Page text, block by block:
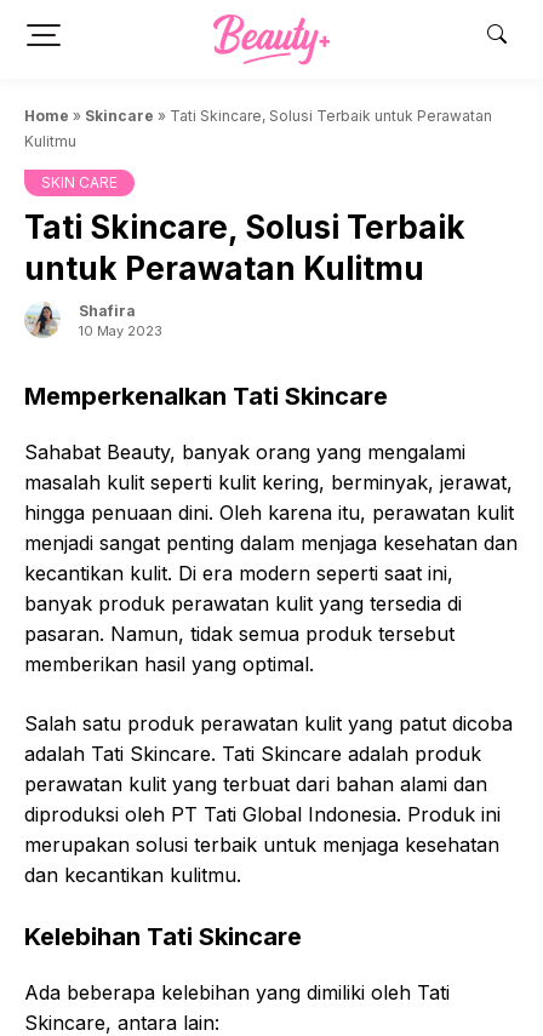
Home » Skincare » Tati Skincare, Solusi Terbaik untuk Perawatan
Kulitmu
SKIN CARE
Tati Skincare, Solusi Terbaik
untuk Perawatan Kulitmu
Shafira
10 May 2023
Memperkenalkan Tati Skincare
Sahabat Beauty, banyak orang yang mengalami
masalah kulit seperti kulit kering, berminyak, jerawat,
hingga penuaan dini. Oleh karena itu, perawatan kulit
menjadi sangat penting dalam menjaga kesehatan dan
kecantikan kulit. Di era modern seperti saat ini,
banyak produk perawatan kulit yang tersedia di
pasaran. Namun, tidak semua produk tersebut
memberikan hasil yang optimal.
Salah satu produk perawatan kulit yang patut dicoba
adalah Tati Skincare. Tati Skincare adalah produk
perawatan kulit yang terbuat dari bahan alami dan
diproduksi oleh PT Tati Global Indonesia. Produk ini
merupakan solusi terbaik untuk menjaga kesehatan
dan kecantikan kulitmu.
Kelebihan Tati Skincare
Ada beberapa kelebihan yang dimiliki oleh Tati
Skincare, antara lain: